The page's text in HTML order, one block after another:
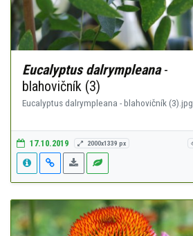
Eucalyptus dalrympleana-
blahovičník (3)
Eucalyptus dalrympleana - blahovičník (3).jpg
17.10.2019 2000x1339 px